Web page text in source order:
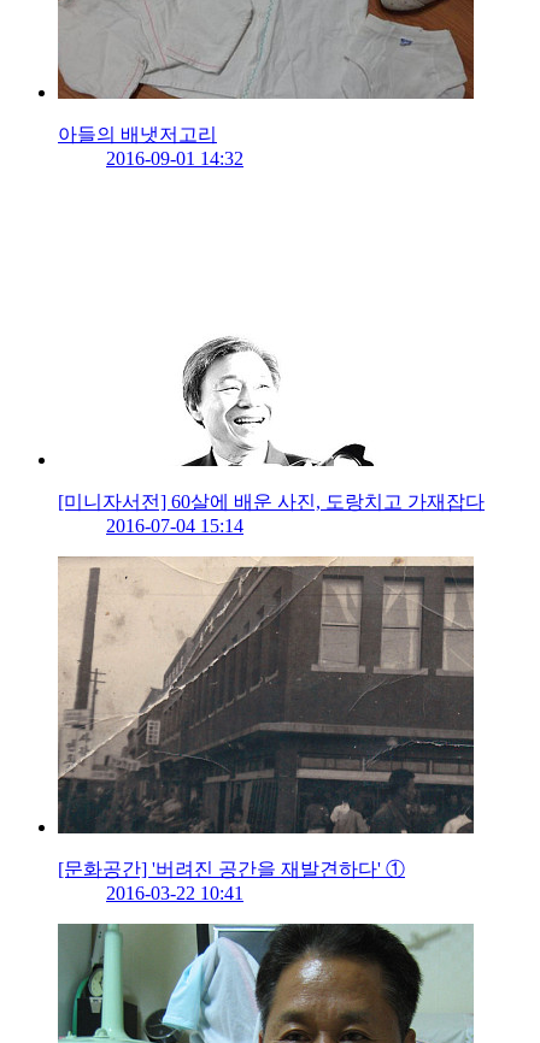
아들의 배냇저고리
2016-09-01 14:32
[미니자서전] 60살에 배운 사진, 도랑치고 가재잡다
2016-07-04 15:14
[문화공간] '버려진 공간을 재발견하다' ①
2016-03-22 10:41